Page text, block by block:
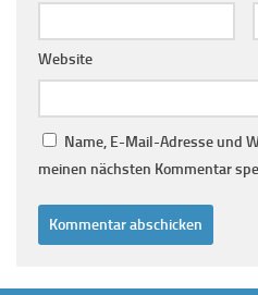
Website
Name, E-Mail-Adresse und
meinen nächsten Kommentar